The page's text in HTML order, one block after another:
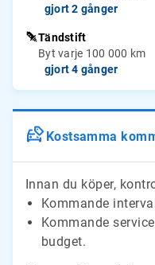
gjort 2 gånger
Tändstift
Byt varje 100 000 km
gjort 4 gånger
Kostsamma
Innan du köper,
Kommande
Kommande
budget.